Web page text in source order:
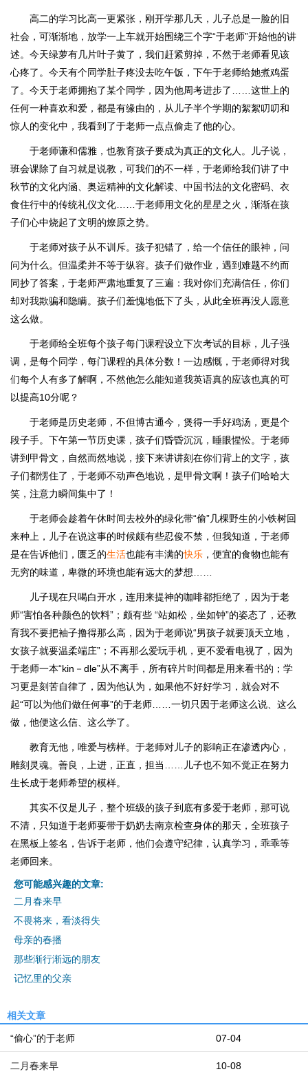
高二的学习比高一更紧张，刚开学那几天，儿子总是一脸的旧
社会，可渐渐地，放学一上车就开始围绕三个字“于老师”开始他的讲
述。今天绿萝有几片叶子黄了，我们赶紧剪掉，不然于老师看见该
心疼了。今天有个同学肚子疼没去吃午饭，下午于老师给她煮鸡蛋
了。今天于老师拥抱了某个同学，因为他周考进步了……这世上的
任何一种喜欢和爱，都是有缘由的，从儿子半个学期的絮絮叨叨和
惊人的变化中，我看到了于老师一点点偷走了他的心。
于老师谦和儒雅，也教育孩子要成为真正的文化人。儿子说，
班会课除了自习就是说教，可我们的不一样，于老师给我们讲了中
秋节的文化内涵、奥运精神的文化解读、中国书法的文化密码、衣
食住行中的传统礼仪文化……于老师用文化的星星之火，渐渐在孩
子们心中烧起了文明的燎原之势。
于老师对孩子从不训斥。孩子犯错了，给一个信任的眼神，问
问为什么。但温柔并不等于纵容。孩子们做作业，遇到难题不约而
同抄了答案，于老师严肃地重复了三遍：我对你们充满信任，你们
却对我欺骗和隐瞒。孩子们羞愧地低下了头，从此全班再没人愿意
这么做。
于老师给全班每个孩子每门课程设立下次考试的目标，儿子强
调，是每个同学，每门课程的具体分数！一边感慨，于老师得对我
们每个人有多了解啊，不然他怎么能知道我英语真的应该也真的可
以提高10分呢？
于老师是历史老师，不但博古通今，煲得一手好鸡汤，更是个
段子手。下午第一节历史课，孩子们昏昏沉沉，睡眼惺忪。于老师
讲到甲骨文，自然而然地说，接下来讲讲刻在你们背上的文字，孩
子们都愣住了，于老师不动声色地说，是甲骨文啊！孩子们哈哈大
笑，注意力瞬间集中了！
于老师会趁着午休时间去校外的绿化带“偷”几棵野生的小铁树回
来种上，儿子在说这事的时候颇有些忍俊不禁，但我知道，于老师
是在告诉他们，匮乏的生活也能有丰满的快乐 ，便宜的食物也能有
无穷的味道，卑微的环境也能有远大的梦想……
儿子现在只喝白开水，连用来提神的咖啡都拒绝了，因为于老
师“害怕各种颜色的饮料”；颇有些 “站如松，坐如钟”的姿态了，还教
育我不要把袖子撸得那么高，因为于老师说“男孩子就要顶天立地，
女孩子就要温柔端庄”；不再那么爱玩手机，更不爱看电视了，因为
于老师一本“kin－dle”从不离手，所有碎片时间都是用来看书的；学
习更是刻苦自律了，因为他认为，如果他不好好学习，就会对不
起“可以为他们做任何事”的于老师……一切只因于老师这么说、这么
做，他便这么信、这么学了。
教育无他，唯爱与榜样。于老师对儿子的影响正在渗透内心，
雕刻灵魂。善良，上进，正直，担当……儿子也不知不觉正在努力
生长成于老师希望的模样。
其实不仅是儿子，整个班级的孩子到底有多爱于老师，那可说
不清，只知道于老师要带于奶奶去南京检查身体的那天，全班孩子
在黑板上签名，告诉于老师，他们会遵守纪律，认真学习，乖乖等
老师回来。
您可能感兴趣的文章:
二月春来早
不畏将来，看淡得失
母亲的春播
那些渐行渐远的朋友
记忆里的父亲
相关文章
07-04
“偷心”的于老师
10-08
二月春来早